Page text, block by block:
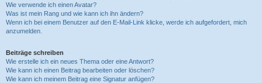
Wie verwende ich einen Avatar?
Was ist mein Rang und wie kann ich ihn ändern?
Wenn ich bei einem Benutzer auf den E-Mail-Link klicke, werde ich aufgefordert, mich
anzumelden.
Beiträge schreiben
Wie erstelle ich ein neues Thema oder eine Antwort?
Wie kann ich einen Beitrag bearbeiten oder löschen?
Wie kann ich meinem Beitrag eine Signatur anfügen?